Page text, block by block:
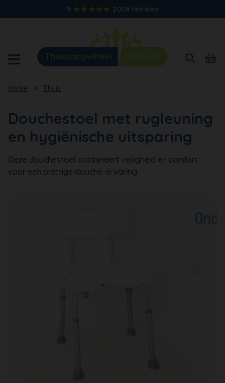
9 2009 reviews
Home > Thuis
Douchestoel met rugleuning
en hygiënische uitsparing
Deze douchestoel combineert veiligheid en comfort
voor een prettige douche-ervaring